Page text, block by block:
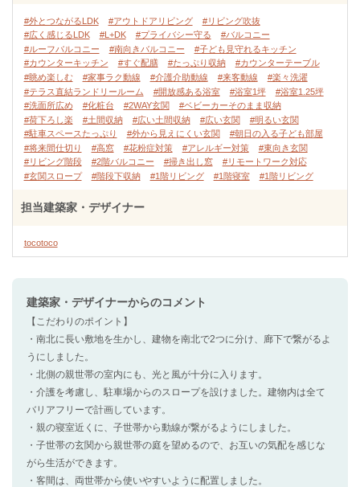
#外とつながるLDK #アウトドアリビング
#リビング吹抜
#広く感じるLDK
#L+DK #プライバシー守る
#バルコニー
#ルーフバルコニー
#南向きバルコニー
#子ども見守れるキッチン
#カウンターキッチン
#すぐ配膳 #たっぷり収納
#カウンターテーブル
#眺め楽しむ
#家事ラク動線 #介護介助動線 #来客動線
#楽々洗濯
#テラス直結ランドリールーム
#開放感ある浴室 #浴室1坪
#浴室1.25坪
#洗面所広め
#化粧台 #2WAY玄関
#ベビーカーそのまま収納
#荷下ろし楽
#土間収納 #広い土間収納 #広い玄関
#明るい玄関
#駐車スペースたっぷり
#外から見えにくい玄関
#朝日の入る子ども部屋
#将来間仕切り
#高窓 #花粉症対策 #アレルギー対策
#東向き玄関
#リビング階段
#2階バルコニー #掃き出し窓
#リモートワーク対応
#玄関スロープ
#階段下収納 #1階リビング #1階寝室 #1階リビング
担当建築家・デザイナー
tocotoco
建築家・デザイナーからのコメント
【こだわりのポイント】
・南北に長い敷地を生かし、建物を南北で2つに分け、廊下で繋がるよ
うにしました。
・北側の親世帯の室内にも、光と風が十分に入ります。
・介護を考慮し、駐車場からのスロープを設けました。建物内は全て
バリアフリーで計画しています。
・親の寝室近くに、子世帯から動線が繋がるようにしました。
・子世帯の玄関から親世帯の庭を望めるので、お互いの気配を感じな
がら生活ができます。
・客間は、両世帯から使いやすいように配置しました。